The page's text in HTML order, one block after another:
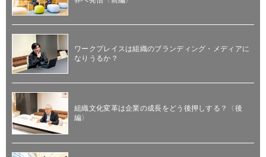
ワークプレイスは組織のブランディング・メディアに
なりうるか？
組織文化変革は企業の成長をどう後押しする？〈後
編〉